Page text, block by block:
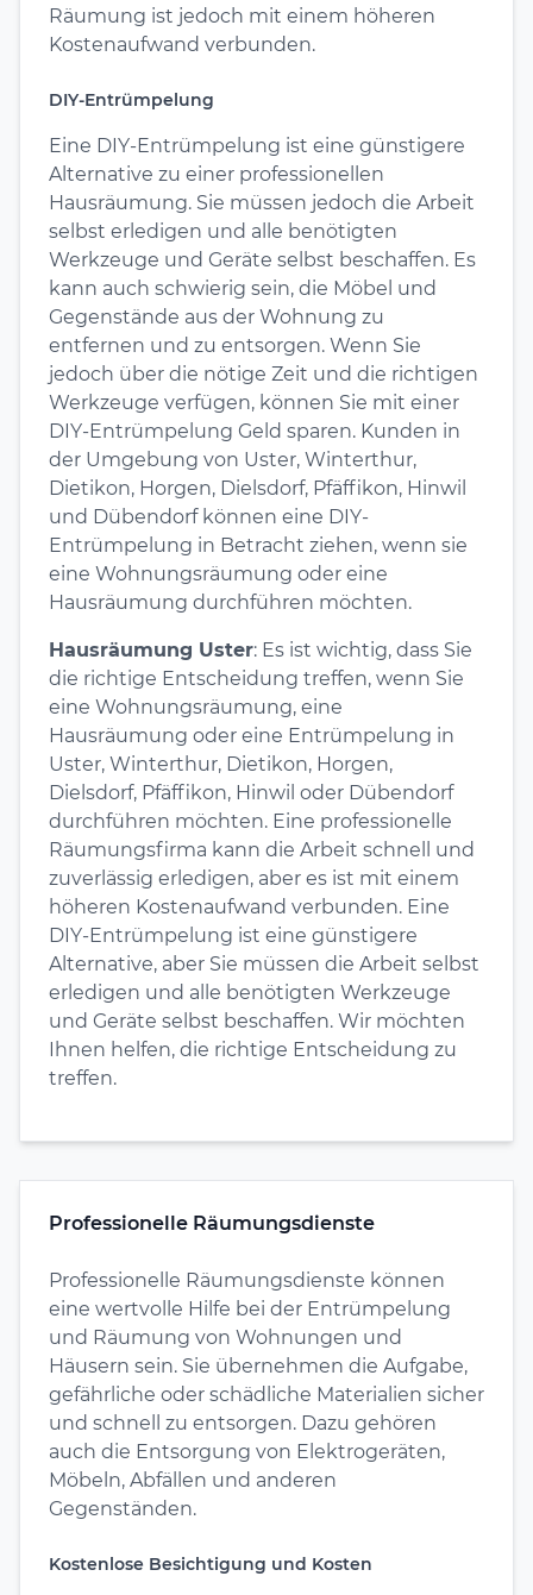
Räumung ist jedoch mit einem höheren
Kostenaufwand verbunden.
DIY-Entrümpelung
Eine DIY-Entrümpelung ist eine günstigere
Alternative zu einer professionellen
Hausräumung. Sie müssen jedoch die Arbeit
selbst erledigen und alle benötigten
Werkzeuge und Geräte selbst beschaffen. Es
kann auch schwierig sein, die Möbel und
Gegenstände aus der Wohnung zu
entfernen und zu entsorgen. Wenn Sie
jedoch über die nötige Zeit und die richtigen
Werkzeuge verfügen, können Sie mit einer
DIY-Entrümpelung Geld sparen. Kunden in
der Umgebung von Uster, Winterthur,
Dietikon, Horgen, Dielsdorf, Pfäffikon, Hinwil
und Dübendorf können eine DIY-
Entrümpelung in Betracht ziehen, wenn sie
eine Wohnungsräumung oder eine
Hausräumung durchführen möchten.
Hausräumung Uster: Es ist wichtig, dass Sie
die richtige Entscheidung treffen, wenn Sie
eine Wohnungsräumung, eine
Hausräumung oder eine Entrümpelung in
Uster, Winterthur, Dietikon, Horgen,
Dielsdorf, Pfäffikon, Hinwil oder Dübendorf
durchführen möchten. Eine professionelle
Räumungsfirma kann die Arbeit schnell und
zuverlässig erledigen, aber es ist mit einem
höheren Kostenaufwand verbunden. Eine
DIY-Entrümpelung ist eine günstigere
Alternative, aber Sie müssen die Arbeit selbst
erledigen und alle benötigten Werkzeuge
und Geräte selbst beschaffen. Wir möchten
Ihnen helfen, die richtige Entscheidung zu
treffen.
Professionelle Räumungsdienste
Professionelle Räumungsdienste können
eine wertvolle Hilfe bei der Entrümpelung
und Räumung von Wohnungen und
Häusern sein. Sie übernehmen die Aufgabe,
gefährliche oder schädliche Materialien sicher
und schnell zu entsorgen. Dazu gehören
auch die Entsorgung von Elektrogeräten,
Möbeln, Abfällen und anderen
Gegenständen.
Kostenlose Besichtigung und Kosten